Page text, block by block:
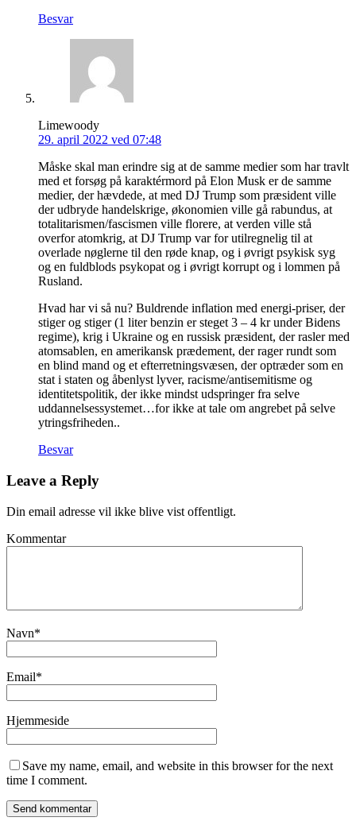
Besvar
Limewoody
29. april 2022 ved 07:48
Måske skal man erindre sig at de samme medier som har travlt
med et forsøg på karaktérmord på Elon Musk er de samme
medier, der hævdede, at med DJ Trump som præsident ville
der udbryde handelskrige, økonomien ville gå rabundus, at
totalitarismen/fascismen ville florere, at verden ville stå
overfor atomkrig, at DJ Trump var for utilregnelig til at
overlade nøglerne til den røde knap, og i øvrigt psykisk syg
og en fuldblods psykopat og i øvrigt korrupt og i lommen på
Rusland.
Hvad har vi så nu? Buldrende inflation med energi-priser, der
stiger og stiger (1 liter benzin er steget 3 – 4 kr under Bidens
regime), krig i Ukraine og en russisk præsident, der rasler med
atomsablen, en amerikansk prædement, der rager rundt som
en blind mand og et efterretningsvæsen, der optræder som en
stat i staten og åbenlyst lyver, racisme/antisemitisme og
identitetspolitik, der ikke mindst udspringer fra selve
uddannelsessystemet…for ikke at tale om angrebet på selve
ytringsfriheden..
Besvar
Leave a Reply
Din email adresse vil ikke blive vist offentligt.
Kommentar
Navn*
Email*
Hjemmeside
Save my name, email, and website in this browser for the next
time I comment.